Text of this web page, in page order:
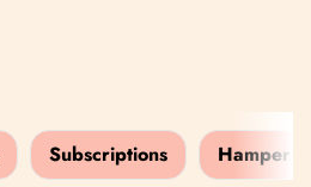
Subscriptions Hampers